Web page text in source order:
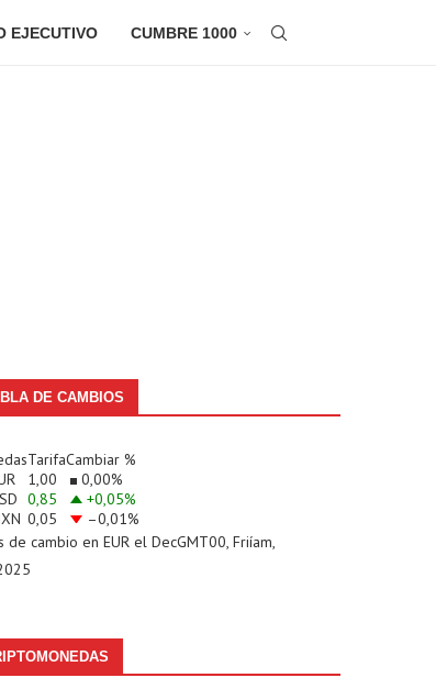
EJECUTIVO CUMBRE 1000
DE CAMBIOS
TarifaCambiar %
1,00 0,00%
0,85 +0,05%
0,05 –0,01%
de cambio en EUR el DecGMT00, Friíam,